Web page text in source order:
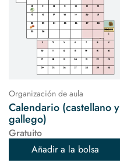
Organización de aula
Calendario (castellano y
gallego)
Gratuito
Añadir a la bolsa